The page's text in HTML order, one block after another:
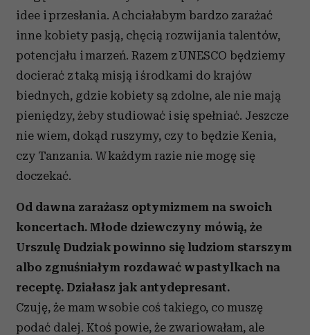
idee i przesłania. A chciałabym bardzo zarażać
inne kobiety pasją, chęcią rozwijania talentów,
potencjału i marzeń. Razem z UNESCO będziemy
docierać z taką misją i środkami do krajów
biednych, gdzie kobiety są zdolne, ale nie mają
pieniędzy, żeby studiować i się spełniać. Jeszcze
nie wiem, dokąd ruszymy, czy to będzie Kenia,
czy Tanzania. W każdym razie nie mogę się
doczekać.
Od dawna zarażasz optymizmem na swoich
koncertach. Młode dziewczyny mówią, że
Urszulę Dudziak powinno się ludziom starszym
albo zgnuśniałym rozdawać w pastylkach na
receptę. Działasz jak antydepresant.
Czuję, że mam w sobie coś takiego, co muszę
podać dalej. Ktoś powie, że zwariowałam, ale